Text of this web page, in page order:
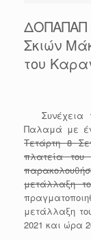
ΔΟΠΑΠΑΠ
Σκιών
του
Συνέχεια
Παλαμά με
Τετάρτη 8
πλατεία
μετάλλαξη
μετάλλαξη
2021 και ώρα